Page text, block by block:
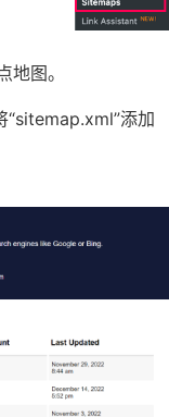
图。
“sitemap.xml”添加